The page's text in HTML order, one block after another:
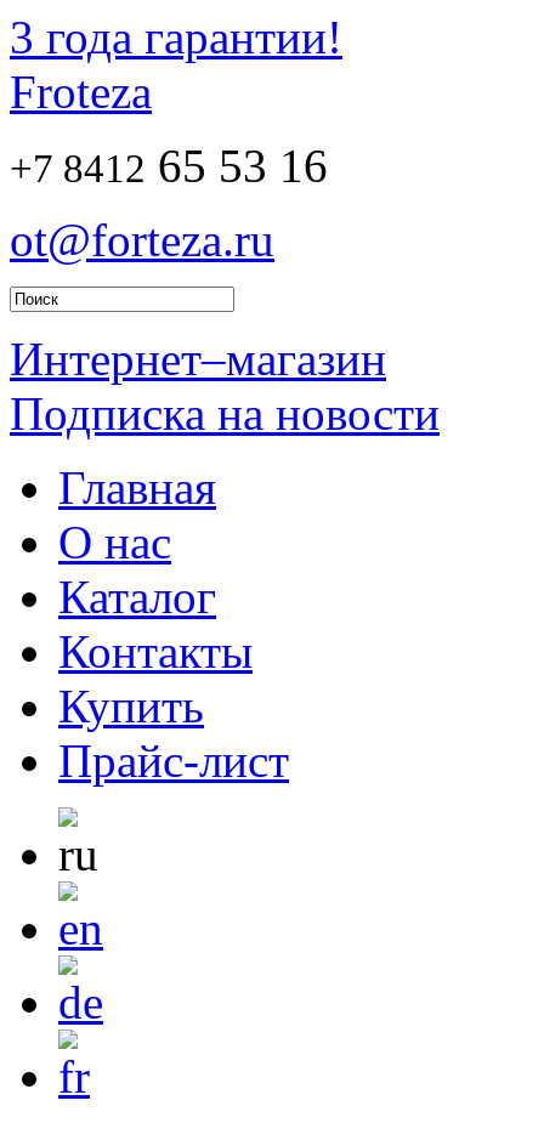
3 года гарантии!
Froteza
+7 8412 65 53 16
ot@forteza.ru
Интернет–магазин
Подписка на новости
Главная
О нас
Каталог
Контакты
Купить
Прайс-лист